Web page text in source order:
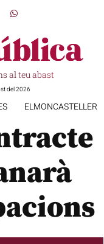
al teu abast
del 2026
ELMONCASTELLER